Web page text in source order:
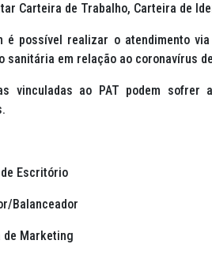
Carteira de Trabalho, Carteira de
é possível realizar o atendimento
sanitária em relação ao coronavírus
vinculadas ao PAT podem sofrer
Escritório
Balanceador
de Marketing